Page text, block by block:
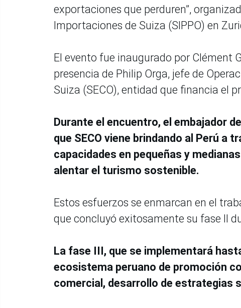
exportaciones que perduren”,
Importaciones de Suiza (SIPPO) en
El evento fue inaugurado por Clément
presencia de Philip Orga, jefe de
Suiza (SECO), entidad que financia el
Durante el encuentro, el embajador
que SECO viene brindando al Perú a
capacidades en pequeñas y
alentar el turismo sostenible.
Estos esfuerzos se enmarcan en el
que concluyó exitosamente su fase II
La fase III, que se implementará
ecosistema peruano de promoción
comercial, desarrollo de estrategias